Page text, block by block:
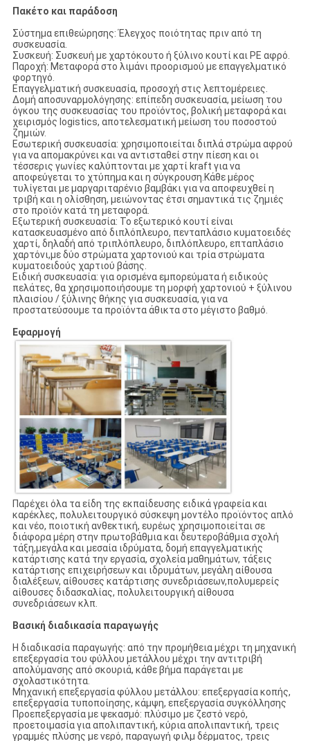
Πακέτο και παράδοση
Σύστημα επιθεώρησης: Έλεγχος ποιότητας πριν από τη
συσκευασία.
Συσκευή: Συσκευή με χαρτόκουτο ή ξύλινο κουτί και PE αφρό.
Παροχή: Μεταφορά στο λιμάνι προορισμού με επαγγελματικό
φορτηγό.
Επαγγελματική συσκευασία, προσοχή στις λεπτομέρειες.
Δομή αποσυναρμολόγησης: επίπεδη συσκευασία, μείωση του
όγκου της συσκευασίας του προϊόντος, βολική μεταφορά και
χειρισμός logistics, αποτελεσματική μείωση του ποσοστού
ζημιών.
Εσωτερική συσκευασία: χρησιμοποιείται διπλά στρώμα αφρού
για να απομακρύνει και να αντισταθεί στην πίεση και οι
τέσσερις γωνίες καλύπτονται με χαρτί kraft για να
αποφεύγεται το χτύπημα και η σύγκρουση.Κάθε μέρος
τυλίγεται με μαργαριταρένιο βαμβάκι για να αποφευχθεί η
τριβή και η ολίσθηση, μειώνοντας έτσι σημαντικά τις ζημιές
στο προϊόν κατά τη μεταφορά.
Εξωτερική συσκευασία: Το εξωτερικό κουτί είναι
κατασκευασμένο από διπλόπλευρο, πενταπλάσιο κυματοειδές
χαρτί, δηλαδή από τριπλόπλευρο, διπλόπλευρο, επταπλάσιο
χαρτόνι,με δύο στρώματα χαρτονιού και τρία στρώματα
κυματοειδούς χαρτιού βάσης.
Ειδική συσκευασία: για ορισμένα εμπορεύματα ή ειδικούς
πελάτες, θα χρησιμοποιήσουμε τη μορφή χαρτονιού + ξύλινου
πλαισίου / ξύλινης θήκης για συσκευασία, για να
προστατεύσουμε τα προϊόντα άθικτα στο μέγιστο βαθμό.
Εφαρμογή
Παρέχει όλα τα είδη της εκπαίδευσης ειδικά γραφεία και
καρέκλες, πολυλειτουργικό σύσκεψη μοντέλο προϊόντος απλό
και νέο, ποιοτική ανθεκτική, ευρέως χρησιμοποιείται σε
διάφορα μέρη στην πρωτοβάθμια και δευτεροβάθμια σχολή
τάξη,μεγάλα και μεσαία ιδρύματα, δομή επαγγελματικής
κατάρτισης κατά την εργασία, σχολεία μαθημάτων, τάξεις
κατάρτισης επιχειρήσεων και ιδρυμάτων, μεγάλη αίθουσα
διαλέξεων, αίθουσες κατάρτισης συνεδριάσεων,πολυμερείς
αίθουσες διδασκαλίας, πολυλειτουργική αίθουσα
συνεδριάσεων κλπ.
Βασική διαδικασία παραγωγής
Η διαδικασία παραγωγής: από την προμήθεια μέχρι τη μηχανική
επεξεργασία του φύλλου μετάλλου μέχρι την αντιτριβή
απολύμανσης από σκουριά, κάθε βήμα παράγεται με
σχολαστικότητα.
Μηχανική επεξεργασία φύλλου μετάλλου: επεξεργασία κοπής,
επεξεργασία τυποποίησης, κάμψη, επεξεργασία συγκόλλησης
Προεπεξεργασία με ψεκασμό: πλύσιμο με ζεστό νερό,
προετοιμασία για απολιπαντική, κύρια απολιπαντική, τρεις
γραμμές πλύσης με νερό, παραγωγή φιλμ δέρματος, τρεις